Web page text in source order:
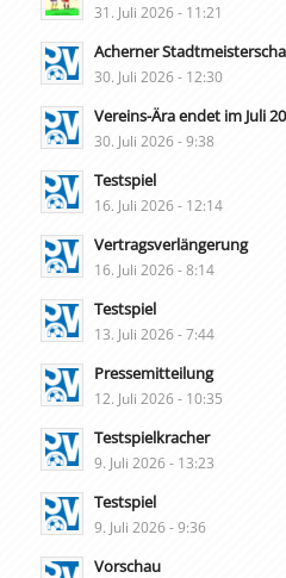
31. Juli 2026 - 11:21
Acherner
30. Juli 2026 - 12:30
Vereins-Ära endet im Juli
30. Juli 2026 - 9:38
Testspiel
16. Juli 2026 - 12:14
Vertragsverlängerung
16. Juli 2026 - 8:14
Testspiel
13. Juli 2026 - 7:44
Pressemitteilung
12. Juli 2026 - 10:35
Testspielkracher
9. Juli 2026 - 13:23
Testspiel
9. Juli 2026 - 9:36
Vorschau